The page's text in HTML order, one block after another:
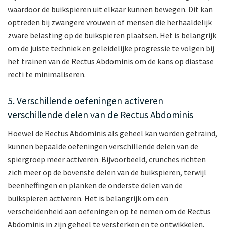
waardoor de buikspieren uit elkaar kunnen bewegen. Dit kan
optreden bij zwangere vrouwen of mensen die herhaaldelijk
zware belasting op de buikspieren plaatsen. Het is belangrijk
om de juiste techniek en geleidelijke progressie te volgen bij
het trainen van de Rectus Abdominis om de kans op diastase
recti te minimaliseren.
5. Verschillende oefeningen activeren
verschillende delen van de Rectus Abdominis
Hoewel de Rectus Abdominis als geheel kan worden getraind,
kunnen bepaalde oefeningen verschillende delen van de
spiergroep meer activeren. Bijvoorbeeld, crunches richten
zich meer op de bovenste delen van de buikspieren, terwijl
beenheffingen en planken de onderste delen van de
buikspieren activeren. Het is belangrijk om een
verscheidenheid aan oefeningen op te nemen om de Rectus
Abdominis in zijn geheel te versterken en te ontwikkelen.